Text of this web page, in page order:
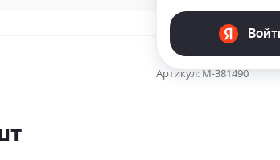
Артикул:M-381490